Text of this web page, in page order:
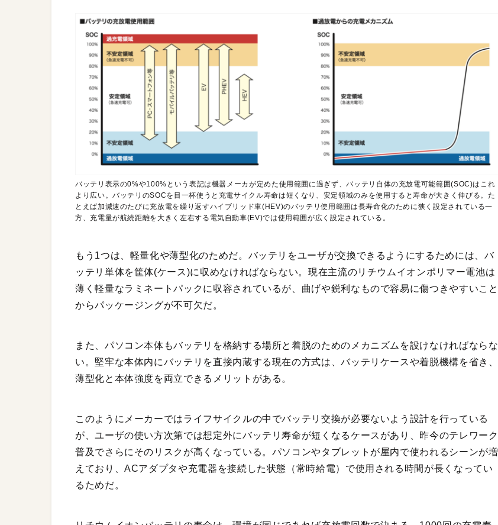
バッテリ表示の0%や100%という表記は機器メーカが定めた使用範囲に過ぎず、バッテリ自体の充放電可能範囲(SOC)はこれ
より広い。バッテリのSOCを目一杯使うと充電サイクル寿命は短くなり、安定領域のみを使用すると寿命が大きく伸びる。た
とえば加減速のたびに充放電を繰り返すハイブリッド車(HEV)のバッテリ使用範囲は長寿命化のために狭く設定されている一
方、充電量が航続距離を大きく左右する電気自動車(EV)では使用範囲が広く設定されている。
もう1つは、軽量化や薄型化のためだ。バッテリをユーザが交換できるようにするためには、バ
ッテリ単体を筐体(ケース)に収めなければならない。現在主流のリチウムイオンポリマー電池は
薄く軽量なラミネートパックに収容されているが、曲げや鋭利なもので容易に傷つきやすいこと
からパッケージングが不可欠だ。
また、パソコン本体もバッテリを格納する場所と着脱のためのメカニズムを設けなければならな
い。堅牢な本体内にバッテリを直接内蔵する現在の方式は、バッテリケースや着脱機構を省き、
薄型化と本体強度を両立できるメリットがある。
このようにメーカーではライフサイクルの中でバッテリ交換が必要ないよう設計を行っている
が、ユーザの使い方次第では想定外にバッテリ寿命が短くなるケースがあり、昨今のテレワーク
普及でさらにそのリスクが高くなっている。パソコンやタブレットが屋内で使われるシーンが増
えており、ACアダプタや充電器を接続した状態（常時給電）で使用される時間が長くなってい
るためだ。